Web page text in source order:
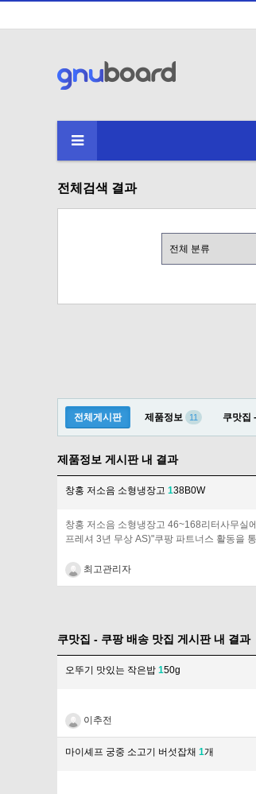
전체검색 결과
전체게시판 제품정보 11 쿠맛집
제품정보 게시판 내 결과
창홍 저소음 소형냉장고 138B0W
창홍 저소음 소형냉장고 46~168리터사무실
프레셔 3년 무상 AS)"쿠팡 파트너스 활동을
최고관리자
쿠맛집 - 쿠팡 배송 맛집 게시판 내 결과
오뚜기 맛있는 작은밥 150g
이추전
마이셰프 궁중 소고기 버섯잡채 1개